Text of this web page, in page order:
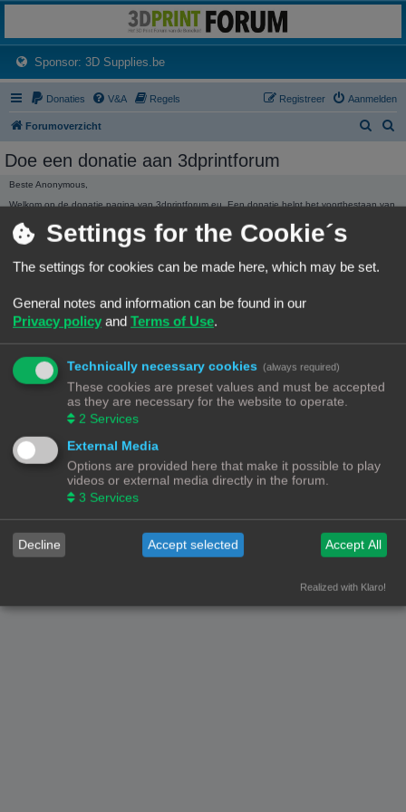
Het 3D print forum van de Benelux na de sluiting van 3dprintforum.nl
Sponsor: 3D Supplies.be(Opens a new tab)
Donaties V&A Regels Aanmelden
Registreer
Forumoverzicht
Doe een donatie aan 3dprintforum
Beste Anonymous,
Welkom op de donatie pagina van 3dprintforum.eu. Een donatie helpt het voortbestaan van
Dank, Het beheer.
3dprintforum.eu
DONATIE STATISTIEKEN
We hebben136,01 € ontvangen in donaties.
Forumoverzicht Contact
© Copyright ! - 3dprintforum.eu
Alle Rechten Voorbehouden
Privacy|Gebruikersvoorwaarden
Settings for the Cookie´s
The settings for cookies can be made here, which may be set.
General notes and information can be found in our
Privacy policy and Terms of Use.
Technically necessary cookies (always required)
These cookies are preset values and must be accepted
as they are necessary for the website to operate.
2 Services
External Media
Options are provided here that make it possible to play
videos or external media directly in the forum.
3 Services
Decline Accept selected Accept All
Realized with Klaro!